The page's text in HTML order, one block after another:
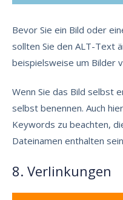
Bevor Sie ein Bild oder
sollten Sie den ALT-Text
beispielsweise um Bilder
Wenn Sie das Bild selbst
selbst benennen. Auch
Keywords zu beachten,
Dateinamen enthalten
8. Verlinkungen